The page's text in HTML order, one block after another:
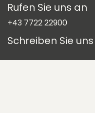
Rufen Sie uns an
+43 7722 22900
Schreiben Sie uns